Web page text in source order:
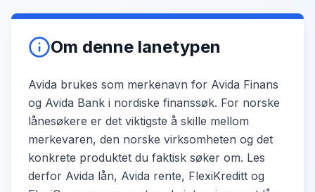
Om denne lanetypen
Avida brukes som merkenavn for Avida Finans
og Avida Bank i nordiske finanssøk. For norske
lånesøkere er det viktigste å skille mellom
merkevaren, den norske virksomheten og det
konkrete produktet du faktisk søker om. Les
derfor Avida lån, Avida rente, FlexiKreditt og